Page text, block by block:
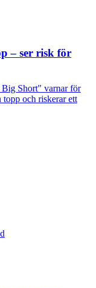
– ser risk för
Short" varnar för
topp och riskerar ett